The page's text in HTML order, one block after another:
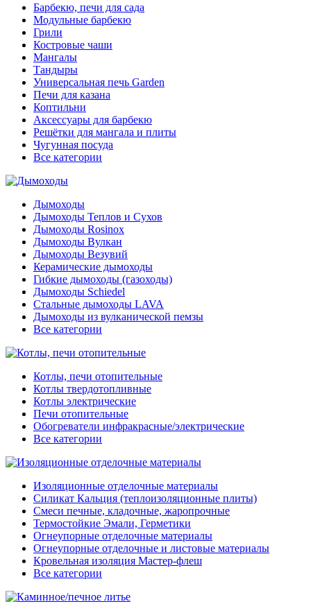
Барбекю, печи для сада
Модульные барбекю
Грили
Костровые чаши
Мангалы
Тандыры
Универсальная печь Garden
Печи для казана
Коптильни
Аксессуары для барбекю
Решётки для мангала и плиты
Чугунная посуда
Все категории
Дымоходы
Дымоходы Теплов и Сухов
Дымоходы Rosinox
Дымоходы Вулкан
Дымоходы Везувий
Керамические дымоходы
Гибкие дымоходы (газоходы)
Дымоходы Schiedel
Стальные дымоходы LAVA
Дымоходы из вулканической пемзы
Все категории
Котлы, печи отопительные
Котлы твердотопливные
Котлы электрические
Печи отопительные
Обогреватели инфракрасные/электрические
Все категории
Изоляционные отделочные материалы
Силикат Кальция (теплоизоляционные плиты)
Смеси печные, кладочные, жаропрочные
Термостойкие Эмали, Герметики
Огнеупорные отделочные материалы
Огнеупорные отделочные и листовые материалы
Кровельная изоляция Мастер-флеш
Все категории